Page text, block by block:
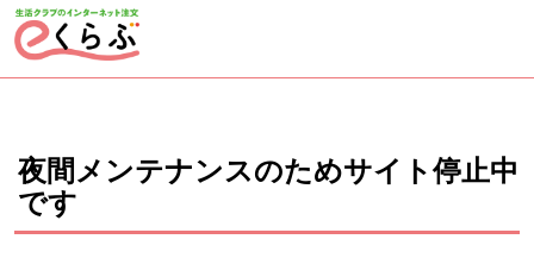
ページの先頭です。
夜間メンテナンスのためサイト停止中
です